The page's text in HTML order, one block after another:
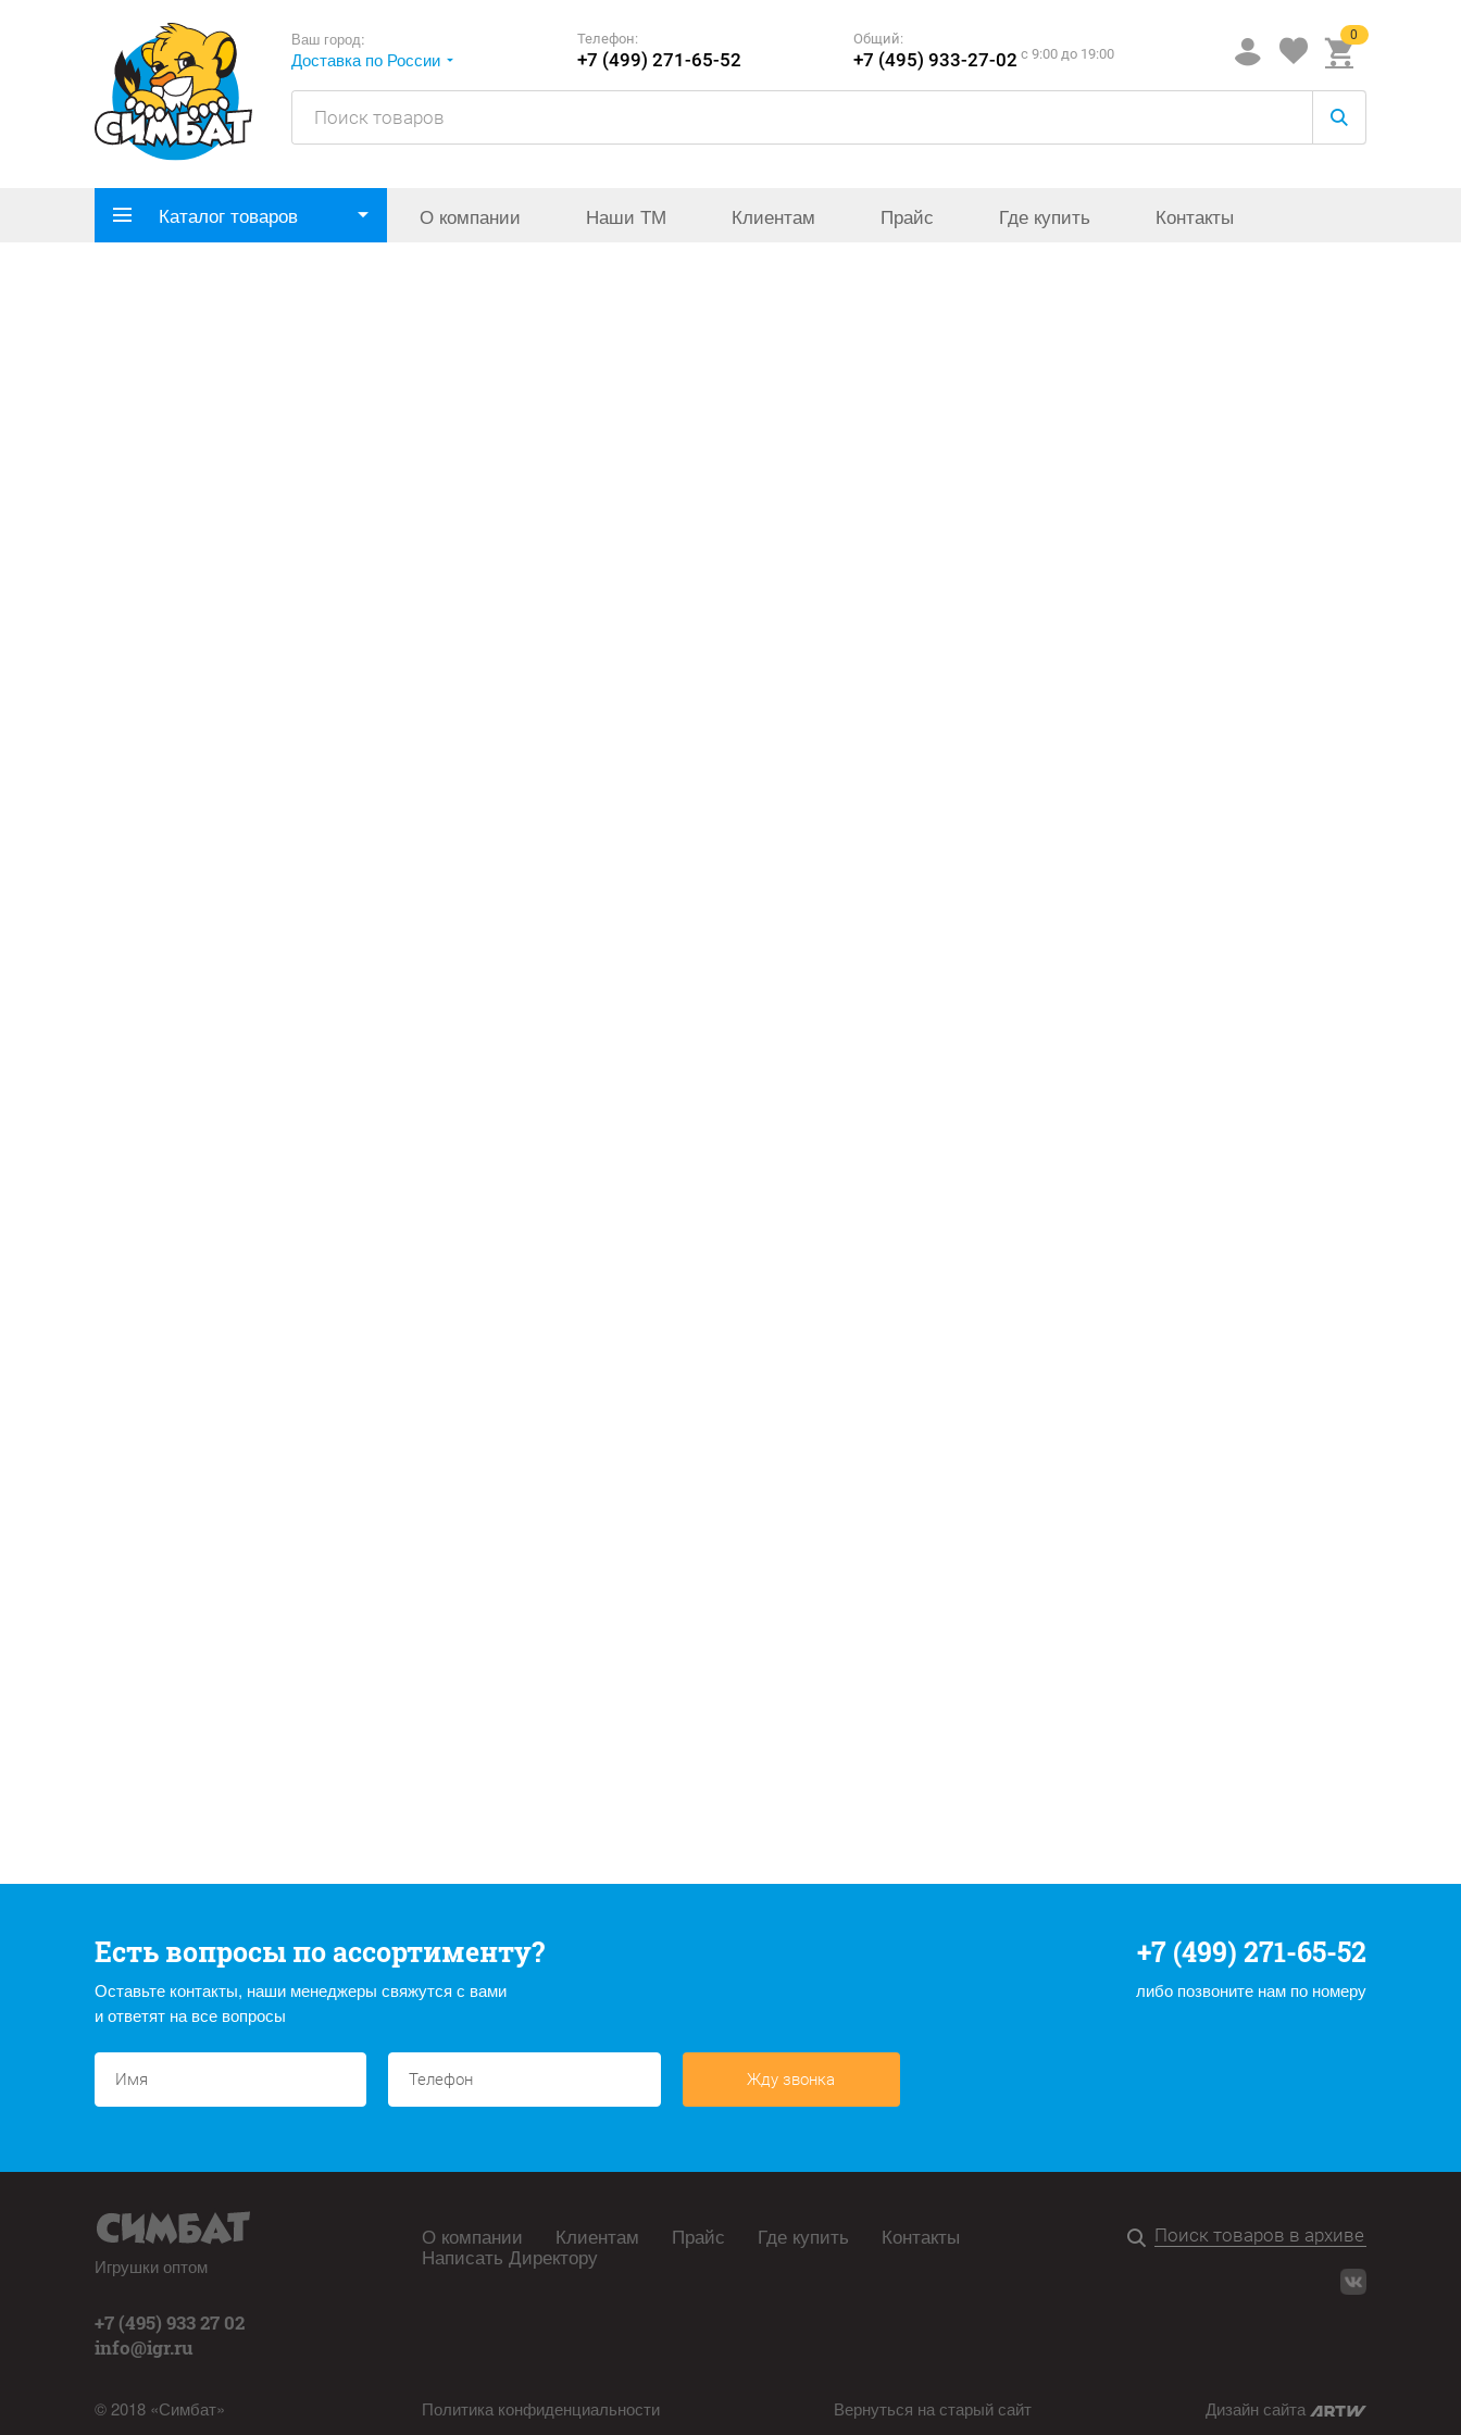
Ваш город:
Доставка по России
Телефон:
+7 (499) 271-65-52
Общий:
+7 (495) 933-27-02 c 9:00 до 19:00
0
Каталог товаров О компании Наши ТМ Клиентам Прайс Где купить Контакты
Есть вопросы по ассортименту?
Оставьте контакты, наши менеджеры свяжутся с вами
и ответят на все вопросы
+7 (499) 271-65-52
либо позвоните нам по номеру
Жду звонка
Игрушки оптом
+7 (495) 933 27 02
info@igr.ru
© 2018 «Симбат»
О компании Клиентам Прайс Где купить Контакты
Написать Директору
Политика конфиденциальности Вернуться на старый сайт Дизайн сайта